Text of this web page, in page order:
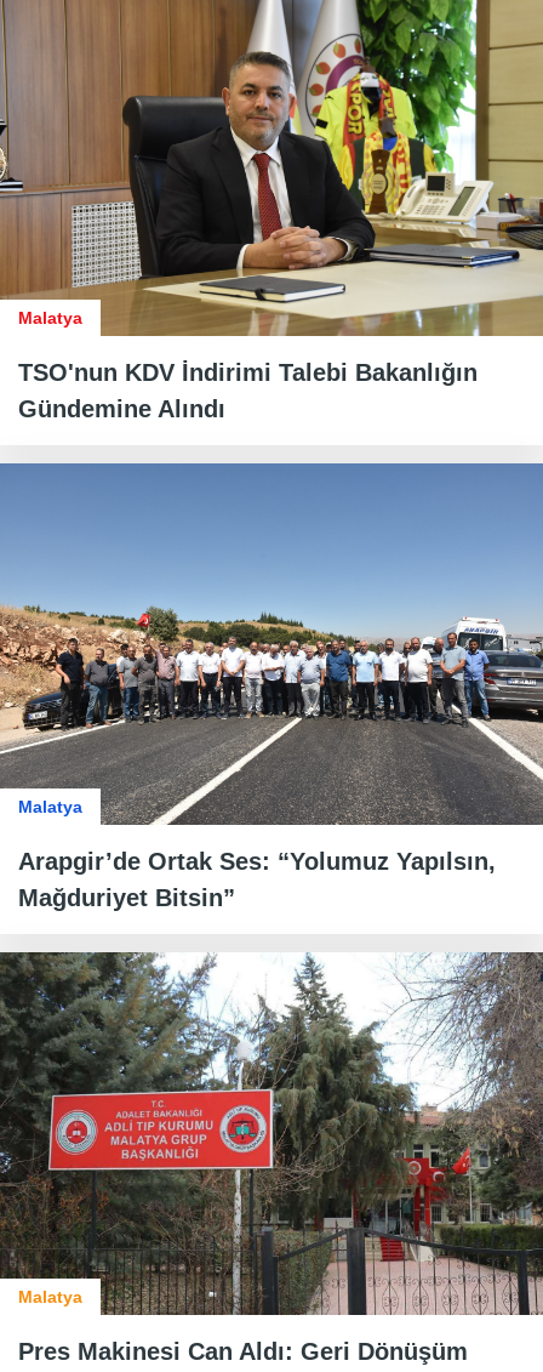
Malatya
TSO'nun KDV İndirimi Talebi Bakanlığın
Gündemine Alındı
Malatya
Arapgir’de Ortak Ses: “Yolumuz Yapılsın,
Mağduriyet Bitsin”
Malatya
Pres Makinesi Can Aldı: Geri Dönüşüm